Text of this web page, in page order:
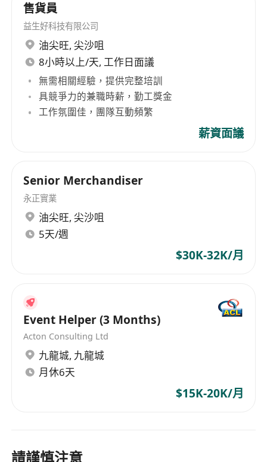
售貨員
益生好科技有限公司
油尖旺, 尖沙咀
8小時以上/天, 工作日面議
無需相關經驗，提供完整培訓
具競爭力的兼職時薪，勤工獎金
工作氛圍佳，團隊互動頻繁
薪資面議
Senior Merchandiser
永正實業
油尖旺, 尖沙咀
5天/週
$30K-32K/月
Event Helper (3 Months)
Acton Consulting Ltd
九龍城, 九龍城
月休6天
$15K-20K/月
請謹慎注意